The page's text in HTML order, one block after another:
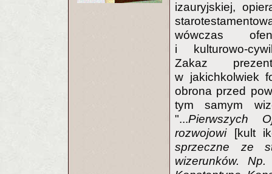
izauryjskiej,
wówczas
i kulturowo-
Zakaz
w jakichkolwiek
obrona przed
tym samym
"...Pierwszych
rozwojowi
[kult
sprzeczne ze
wizerunków.